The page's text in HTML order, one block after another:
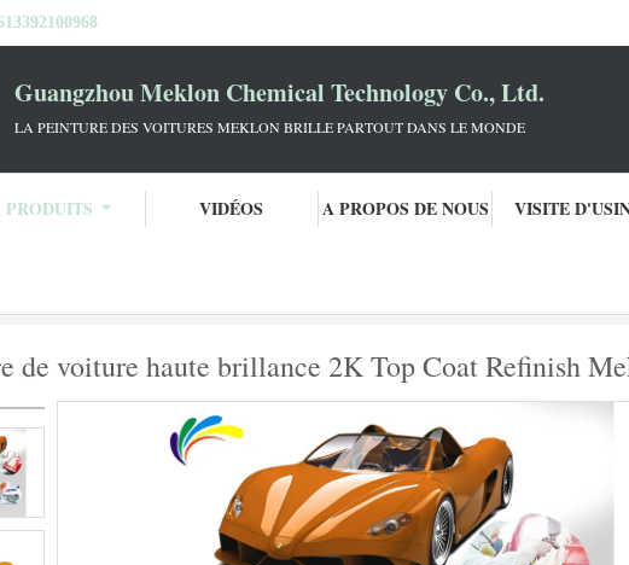
Guangzhou Meklon Chemical Technology Co., Ltd.
LA PEINTURE DES VOITURES MEKLON BRILLE PARTOUT DANS LE MONDE
PRODUITS VIDÉOS A PROPOS DE NOUS VISITE
de voiture haute brillance 2K Top Coat Refinish